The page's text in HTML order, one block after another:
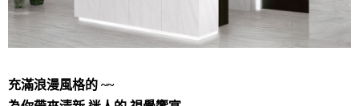
充滿浪漫風格的 ~~